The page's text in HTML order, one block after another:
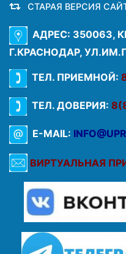
СТАРАЯ ВЕРСИЯ
АДРЕС: 350063,
Г.КРАСНОДАР,
ТЕЛ. ПРИЕМНОЙ:
ТЕЛ. ДОВЕРИЯ:
E-MAIL:
ВИРТУАЛЬНАЯ